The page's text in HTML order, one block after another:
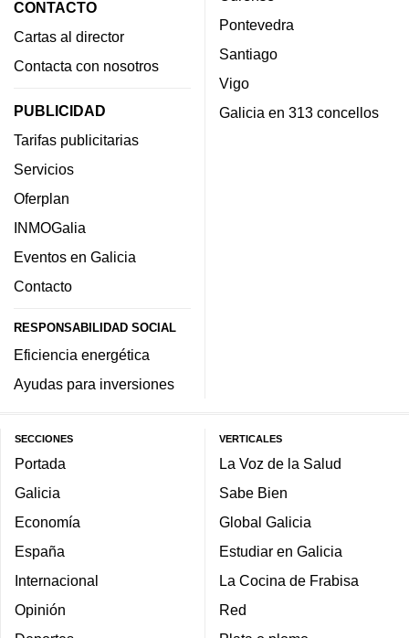
CONTACTO
Cartas al director
Contacta con nosotros
PUBLICIDAD
Tarifas publicitarias
Servicios
Oferplan
INMOGalia
Eventos en Galicia
Contacto
RESPONSABILIDAD SOCIAL
Eficiencia energética
Ayudas para inversiones
Pontevedra
Santiago
Vigo
Galicia en 313 concellos
SECCIONES
Portada
Galicia
Economía
España
Internacional
Opinión
VERTICALES
La Voz de la Salud
Sabe Bien
Global Galicia
Estudiar en Galicia
La Cocina de Frabisa
Red